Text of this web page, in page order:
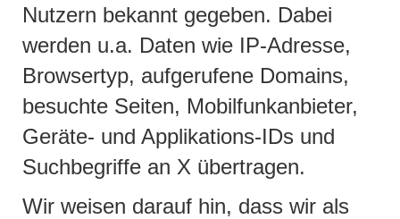
Nutzern bekannt gegeben. Dabei
werden u.a. Daten wie IP-Adresse,
Browsertyp, aufgerufene Domains,
besuchte Seiten, Mobilfunkanbieter,
Geräte- und Applikations-IDs und
Suchbegriffe an X übertragen.
Wir weisen darauf hin, dass wir als